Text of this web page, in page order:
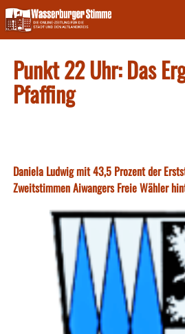
Skip
to
content
Punkt 22 Uhr: Das
Pfaffing
Daniela Ludwig mit 43,5 Prozent der
Zweitstimmen Aiwangers Freie Wähler